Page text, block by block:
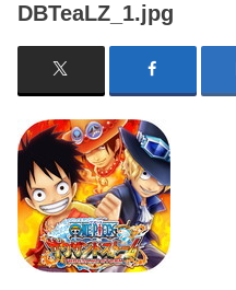
DBTeaLZ_1.jpg